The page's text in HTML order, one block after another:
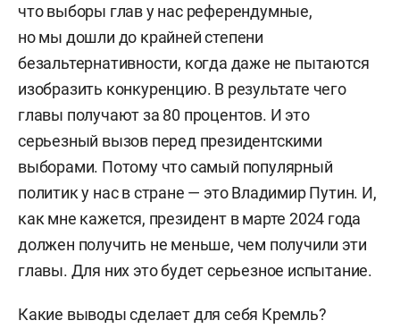
что выборы глав у нас референдумные,
но мы дошли до крайней степени
безальтернативности, когда даже не пытаются
изобразить конкуренцию. В результате чего
главы получают за 80 процентов. И это
серьезный вызов перед президентскими
выборами. Потому что самый популярный
политик у нас в стране — это Владимир Путин. И,
как мне кажется, президент в марте 2024 года
должен получить не меньше, чем получили эти
главы. Для них это будет серьезное испытание.
Какие выводы сделает для себя Кремль?